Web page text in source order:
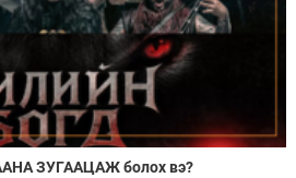
ЗУГААЦАЖ болох вэ?